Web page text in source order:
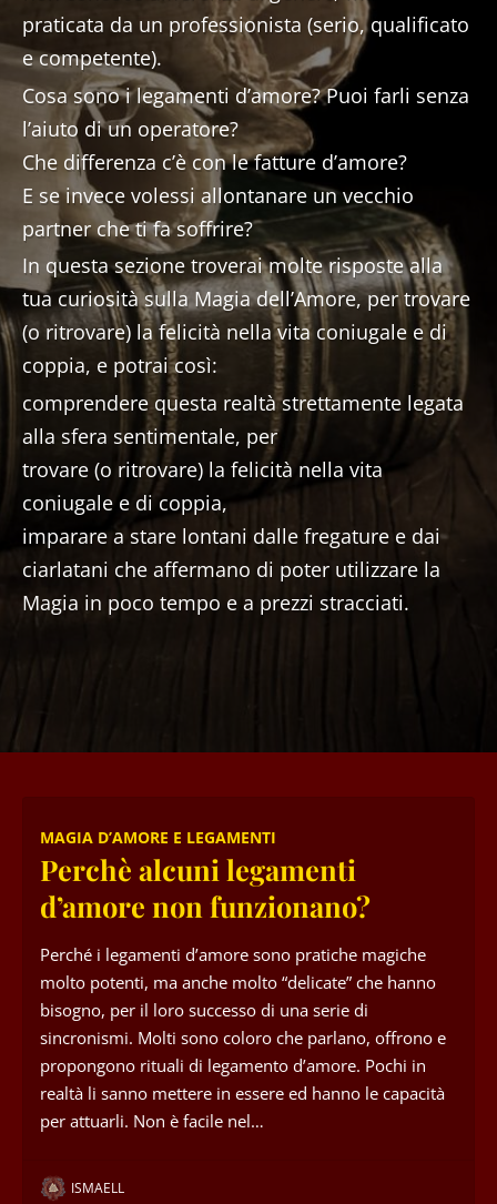
praticata da un professionista (serio, qualificato
e competente).
Cosa sono i legamenti d’amore? Puoi farli senza
l’aiuto di un operatore?
Che differenza c’è con le fatture d’amore?
E se invece volessi allontanare un vecchio
partner che ti fa soffrire?
In questa sezione troverai molte risposte alla
tua curiosità sulla Magia dell’Amore, per trovare
(o ritrovare) la felicità nella vita coniugale e di
coppia, e potrai così:
comprendere questa realtà strettamente legata
alla sfera sentimentale, per
trovare (o ritrovare) la felicità nella vita
coniugale e di coppia,
imparare a stare lontani dalle fregature e dai
ciarlatani che affermano di poter utilizzare la
Magia in poco tempo e a prezzi stracciati.
MAGIA D’AMORE E LEGAMENTI
Perchè alcuni legamenti
d’amore non funzionano?
Perché i legamenti d’amore sono pratiche magiche
molto potenti, ma anche molto “delicate” che hanno
bisogno, per il loro successo di una serie di
sincronismi. Molti sono coloro che parlano, offrono e
propongono rituali di legamento d’amore. Pochi in
realtà li sanno mettere in essere ed hanno le capacità
per attuarli. Non è facile nel…
ISMAELL